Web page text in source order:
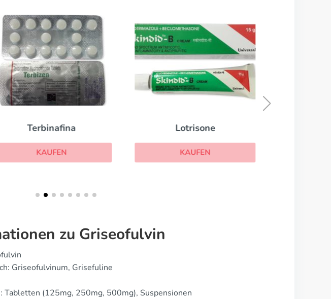
Lotrisone
KAUFEN
Diflucan
zu Griseofulvin
Griseofulvinum, Grisefuline
Tabletten (125mg, 250mg, 500mg), Suspensionen